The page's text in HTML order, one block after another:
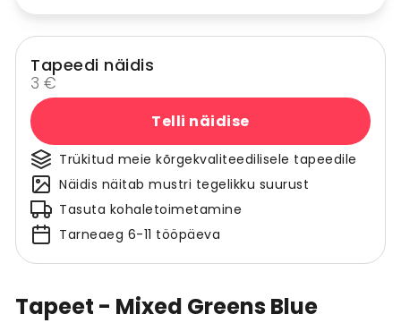
Tapeet - Mixed Greens Blue
Tapeedi näidis
3 €
Telli näidise
Trükitud meie kõrgekvaliteedilisele tapeedile
Näidis näitab mustri tegelikku suurust
Tasuta kohaletoimetamine
Tarneaeg 6-11 tööpäeva